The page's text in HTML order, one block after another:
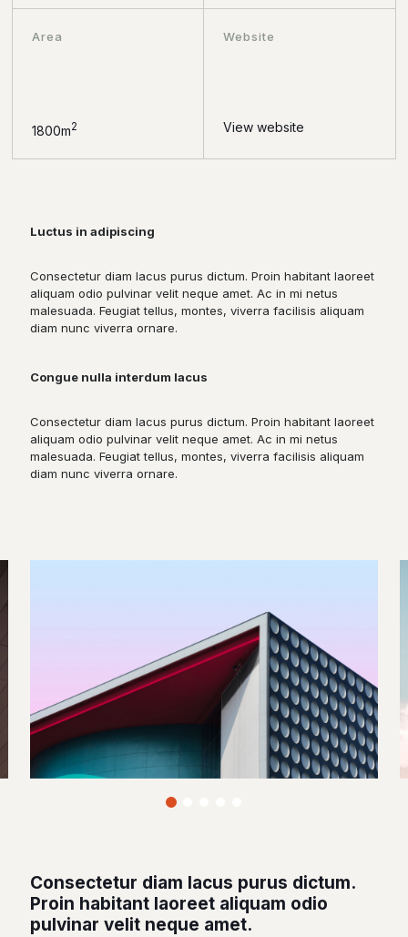
Area
1800m2
Website
View website
Luctus in adipiscing
Consectetur diam lacus purus dictum. Proin habitant laoreet
aliquam odio pulvinar velit neque amet. Ac in mi netus
malesuada. Feugiat tellus, montes, viverra facilisis aliquam
diam nunc viverra ornare.
Congue nulla interdum lacus
Consectetur diam lacus purus dictum. Proin habitant laoreet
aliquam odio pulvinar velit neque amet. Ac in mi netus
malesuada. Feugiat tellus, montes, viverra facilisis aliquam
diam nunc viverra ornare.
Consectetur diam lacus purus dictum.
Proin habitant laoreet aliquam odio
pulvinar velit neque amet.